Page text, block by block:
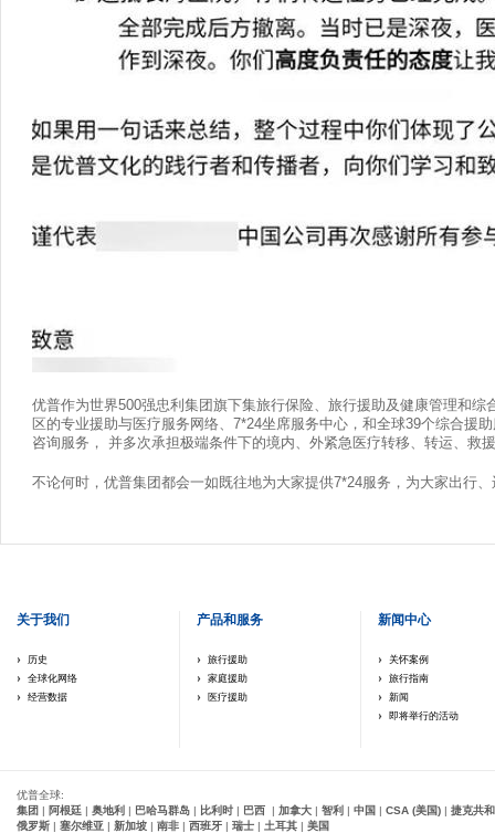
优普作为世界500强忠利集团旗下集旅行保险、旅行援助及健康管理和
区的专业援助与医疗服务网络、7*24坐席服务中心，和全球39个综合援
咨询服务， 并多次承担极端条件下的境内、外紧急医疗转移、转运、救
不论何时，优普集团都会一如既往地为大家提供7*24服务，为大家出行
关于我们
历史
全球化网络
经营数据
产品和服务
旅行援助
家庭援助
医疗援助
新闻中心
关怀案例
旅行指南
新闻
即将举行的活动
优普全球:
集团 | 阿根廷 | 奥地利 | 巴哈马群岛 | 比利时 | 巴西 | 加拿大 | 智利 | 中国 | CSA (美国) | 捷克共
俄罗斯 | 塞尔维亚 | 新加坡 | 南非 | 西班牙 | 瑞士 | 土耳其 | 美国